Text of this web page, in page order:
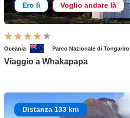
Ero lì Voglio andare là
Oceania Parco Nazionale di Tongariro
Viaggio a Whakapapa
Distanza 133 km